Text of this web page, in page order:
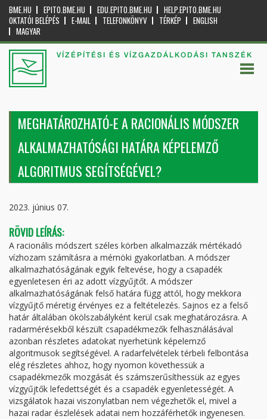
BME.HU EPITO.BME.HU EDU.EPITO.BME.HU
HELP.EPITO.BME.HU
OKTATÓI BELÉPÉS
E-MAIL TELEFONKÖNYV TÉRKÉP
ENGLISH
MAGYAR
VÍZÉPÍTÉSI ÉS VÍZGAZDÁLKODÁSI TANSZÉK
MEGHATÁROZHATÓ-E A RACIONÁLIS MÓDSZER
ALKALMAZHATÓSÁGI HATÁRA KÉPELEMZŐ
ALGORITMUS SEGÍTSÉGÉVEL?
2023. június 07.
RÖVID LEÍRÁS:
A racionális módszert széles körben alkalmazzák mértékadó
vízhozam számításra a mérnöki gyakorlatban. A módszer
alkalmazhatóságának egyik feltevése, hogy a csapadék
egyenletesen éri az adott vízgyűjtőt. A módszer
alkalmazhatóságának felső határa függ attól, hogy mekkora
vízgyűjtő méretig érvényes ez a feltételezés. Sajnos ez a felső
határ általában ökölszabályként kerül csak meghatározásra. A
radarmérésekből készült csapadékmezők felhasználásával
azonban részletes adatokat nyerhetünk képelemző
algoritmusok segítségével. A radarfelvételek térbeli felbontása
elég részletes ahhoz, hogy nyomon követhessük a
csapadékmezők mozgását és számszerűsíthessük az egyes
vízgyűjtők lefedettségét és a csapadék egyenletességét. A
vizsgálatok hazai viszonylatban nem végezhetők el, mivel a
hazai radar észlelések adatai nem hozzáférhetők ingyenesen.